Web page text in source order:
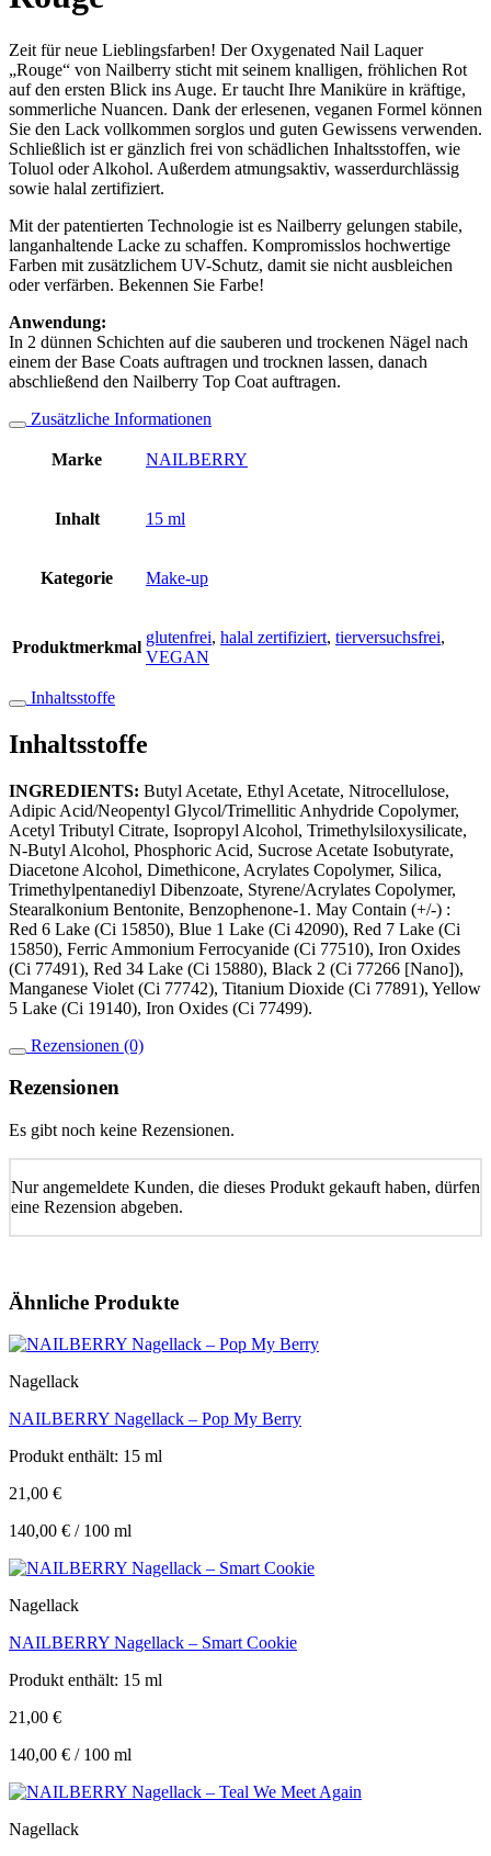
Zeit für neue Lieblingsfarben! Der Oxygenated Nail Laquer
„Rouge“ von Nailberry sticht mit seinem knalligen, fröhlichen Rot
auf den ersten Blick ins Auge. Er taucht Ihre Maniküre in kräftige,
sommerliche Nuancen. Dank der erlesenen, veganen Formel können
Sie den Lack vollkommen sorglos und guten Gewissens verwenden.
Schließlich ist er gänzlich frei von schädlichen Inhaltsstoffen, wie
Toluol oder Alkohol. Außerdem atmungsaktiv, wasserdurchlässig
sowie halal zertifiziert.
Mit der patentierten Technologie ist es Nailberry gelungen stabile,
langanhaltende Lacke zu schaffen. Kompromisslos hochwertige
Farben mit zusätzlichem UV-Schutz, damit sie nicht ausbleichen
oder verfärben. Bekennen Sie Farbe!
Anwendung:
In 2 dünnen Schichten auf die sauberen und trockenen Nägel nach
einem der Base Coats auftragen und trocknen lassen, danach
abschließend den Nailberry Top Coat auftragen.
Zusätzliche Informationen
Marke NAILBERRY
Inhalt 15 ml
Kategorie Make-up
Produktmerkmal
glutenfrei, halal zertifiziert, tierversuchsfrei,
VEGAN
Inhaltsstoffe
Inhaltsstoffe
INGREDIENTS: Butyl Acetate, Ethyl Acetate, Nitrocellulose,
Adipic Acid/Neopentyl Glycol/Trimellitic Anhydride Copolymer,
Acetyl Tributyl Citrate, Isopropyl Alcohol, Trimethylsiloxysilicate,
N-Butyl Alcohol, Phosphoric Acid, Sucrose Acetate Isobutyrate,
Diacetone Alcohol, Dimethicone, Acrylates Copolymer, Silica,
Trimethylpentanediyl Dibenzoate, Styrene/Acrylates Copolymer,
Stearalkonium Bentonite, Benzophenone-1. May Contain (+/-) :
Red 6 Lake (Ci 15850), Blue 1 Lake (Ci 42090), Red 7 Lake (Ci
15850), Ferric Ammonium Ferrocyanide (Ci 77510), Iron Oxides
(Ci 77491), Red 34 Lake (Ci 15880), Black 2 (Ci 77266 [Nano]),
Manganese Violet (Ci 77742), Titanium Dioxide (Ci 77891), Yellow
5 Lake (Ci 19140), Iron Oxides (Ci 77499).
Rezensionen (0)
Rezensionen
Es gibt noch keine Rezensionen.
Nur angemeldete Kunden, die dieses Produkt gekauft haben, dürfen
eine Rezension abgeben.
Ähnliche Produkte
Nagellack
NAILBERRY Nagellack – Pop My Berry
Produkt enthält: 15 ml
21,00 €
140,00 € / 100 ml
Nagellack
NAILBERRY Nagellack – Smart Cookie
Produkt enthält: 15 ml
21,00 €
140,00 € / 100 ml
Nagellack